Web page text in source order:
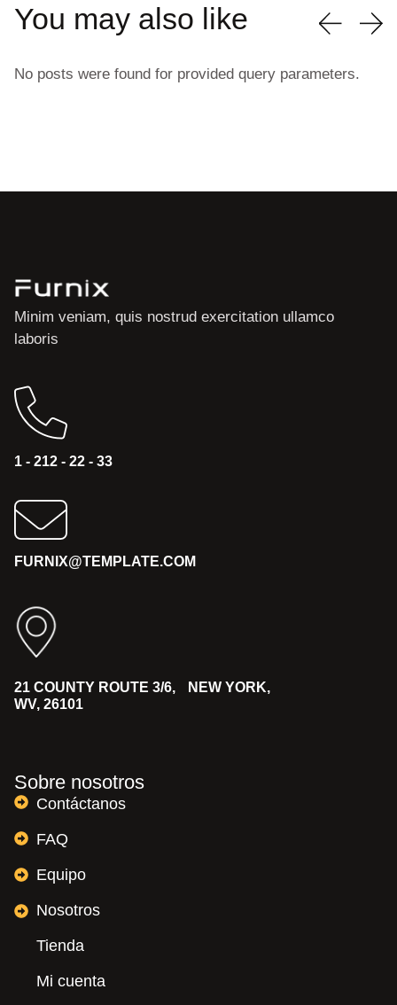
You may also like
No posts were found for provided query parameters.
Minim veniam, quis nostrud exercitation ullamco
laboris
1 - 212 - 22 - 33
FURNIX@TEMPLATE.COM
21 COUNTY ROUTE 3/6, NEW YORK,
WV, 26101
Sobre nosotros
Contáctanos
FAQ
Equipo
Nosotros
Tienda
Mi cuenta